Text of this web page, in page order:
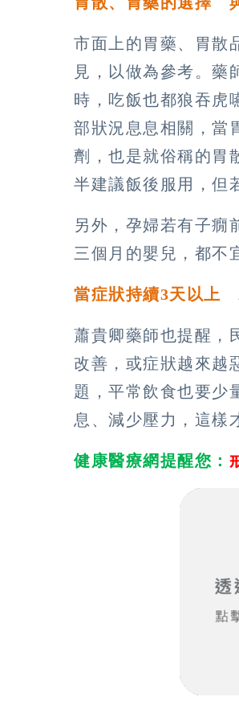
市面上的胃藥、胃散
見，以做為參考。藥
時，吃飯也都狼吞虎
部狀況息息相關，當
劑，也是就俗稱的胃
半建議飯後服用，但
另外，孕婦若有子癇
三個月的嬰兒，都不
當症狀持續3天以上
蕭貴卿藥師也提醒，
改善，或症狀越來越
題，平常飲食也要少
息、減少壓力，這樣
健康醫療網提醒您：